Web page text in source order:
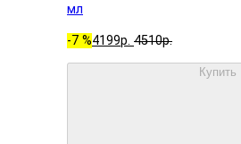
мл
-7 %4199р. 4510р.
Купить